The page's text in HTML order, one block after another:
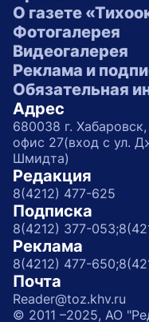
О газете
Фотогалерея
Видеогалерея
Реклама и
Обязательная
Адрес
680038 г.
офис 27(вход с ул.
Шмидта)
Редакция
8(4212) 477-625
Подписка
8(4212) 377-053;
Реклама
8(4212) 477-650;
Почта
Reader@toz.khv.ru
© 2011 –2025, АО